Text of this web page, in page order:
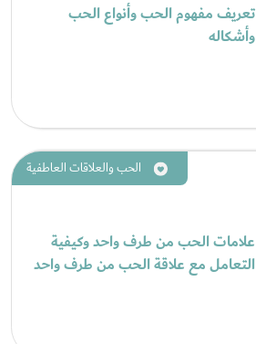
تعريف مفهوم الحب وأنواع الحب
وأشكاله
الحب والعلاقات العاطفية
علامات الحب من طرف واحد وكيفية
التعامل مع علاقة الحب من طرف واحد